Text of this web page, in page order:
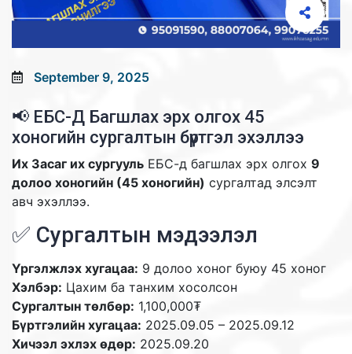
September 9, 2025
📢 ЕБС-Д Багшлах эрх олгох 45
хоногийн сургалтын бүртгэл эхэллээ
Их Засаг их сургууль ЕБС-д багшлах эрх олгох 9
долоо хоногийн (45 хоногийн) сургалтад элсэлт
авч эхэллээ.
✅ Сургалтын мэдээлэл
Үргэлжлэх хугацаа: 9 долоо хоног буюу 45 хоног
Хэлбэр: Цахим ба танхим хосолсон
Сургалтын төлбөр: 1,100,000₮
Бүртгэлийн хугацаа: 2025.09.05 – 2025.09.12
Хичээл эхлэх өдөр: 2025.09.20